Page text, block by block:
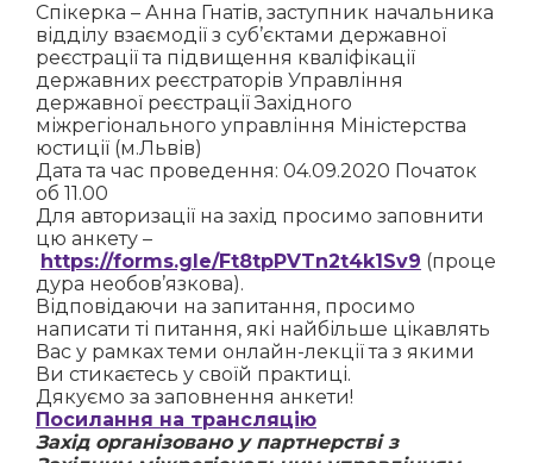
Спікерка – Анна Гнатів, заступник начальника
відділу взаємодії з суб’єктами державної
реєстрації та підвищення кваліфікації
державних реєстраторів Управління
державної реєстрації Західного
міжрегіонального управління Міністерства
юстиції (м.Львів)
Дата та час проведення: 04.09.2020 Початок
об 11.00
Для авторизації на захід просимо заповнити
цю анкету –
https://forms.gle/Ft8tpPVTn2t4k1Sv9 (проце
дура необов’язкова).
Відповідаючи на запитання, просимо
написати ті питання, які найбільше цікавлять
Вас у рамках теми онлайн-лекції та з якими
Ви стикаєтесь у своїй практиці.
Дякуємо за заповнення анкети!
Посилання на трансляцію
Захід організовано у партнерстві з